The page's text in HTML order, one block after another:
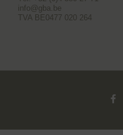
info@gba.be
TVA BE0477 020 264